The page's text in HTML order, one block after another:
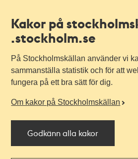
Kakor på
.stockholm.se
På Stockholmskällan använder vi
sammanställa statistik och för att
fungera på ett bra sätt för dig.
Om kakor på Stockholmskällan
Godkänn alla kakor